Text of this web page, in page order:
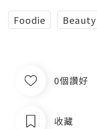
Foodie Beauty
0個讚好
收藏